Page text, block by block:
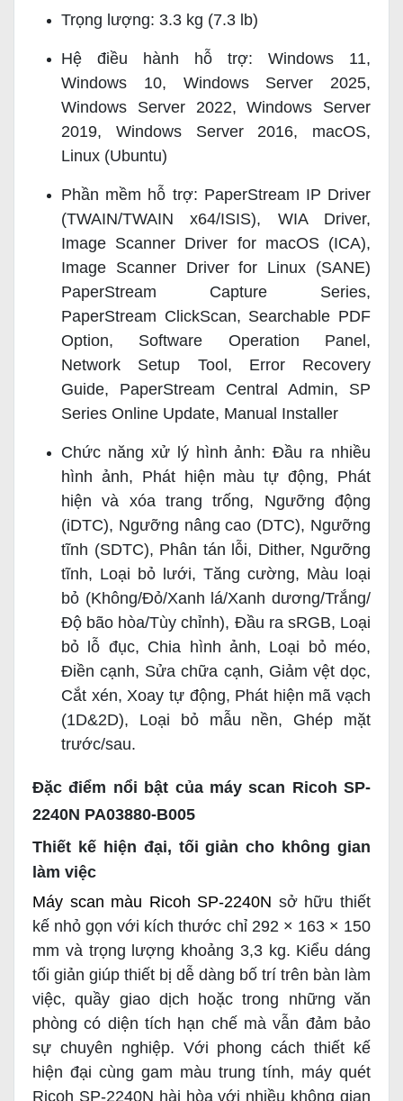
Trọng lượng: 3.3 kg (7.3 lb)
Hệ điều hành hỗ trợ: Windows 11,
Windows 10, Windows Server 2025,
Windows Server 2022, Windows Server
2019, Windows Server 2016, macOS,
Linux (Ubuntu)
Phần mềm hỗ trợ: PaperStream IP Driver
(TWAIN/TWAIN x64/ISIS), WIA Driver,
Image Scanner Driver for macOS (ICA),
Image Scanner Driver for Linux (SANE)
PaperStream Capture Series,
PaperStream ClickScan, Searchable PDF
Option, Software Operation Panel,
Network Setup Tool, Error Recovery
Guide, PaperStream Central Admin, SP
Series Online Update, Manual Installer
Chức năng xử lý hình ảnh: Đầu ra nhiều
hình ảnh, Phát hiện màu tự động, Phát
hiện và xóa trang trống, Ngưỡng động
(iDTC), Ngưỡng nâng cao (DTC), Ngưỡng
tĩnh (SDTC), Phân tán lỗi, Dither, Ngưỡng
tĩnh, Loại bỏ lưới, Tăng cường, Màu loại
bỏ (Không/Đỏ/Xanh lá/Xanh dương/Trắng/
Độ bão hòa/Tùy chỉnh), Đầu ra sRGB, Loại
bỏ lỗ đục, Chia hình ảnh, Loại bỏ méo,
Điền cạnh, Sửa chữa cạnh, Giảm vệt dọc,
Cắt xén, Xoay tự động, Phát hiện mã vạch
(1D&2D), Loại bỏ mẫu nền, Ghép mặt
trước/sau.
Đặc điểm nổi bật của máy scan Ricoh SP-
2240N PA03880-B005
Thiết kế hiện đại, tối giản cho không gian
làm việc
Máy scan màu Ricoh SP-2240N sở hữu thiết
kế nhỏ gọn với kích thước chỉ 292 × 163 × 150
mm và trọng lượng khoảng 3,3 kg. Kiểu dáng
tối giản giúp thiết bị dễ dàng bố trí trên bàn làm
việc, quầy giao dịch hoặc trong những văn
phòng có diện tích hạn chế mà vẫn đảm bảo
sự chuyên nghiệp. Với phong cách thiết kế
hiện đại cùng gam màu trung tính, máy quét
Ricoh SP-2240N hài hòa với nhiều không gian